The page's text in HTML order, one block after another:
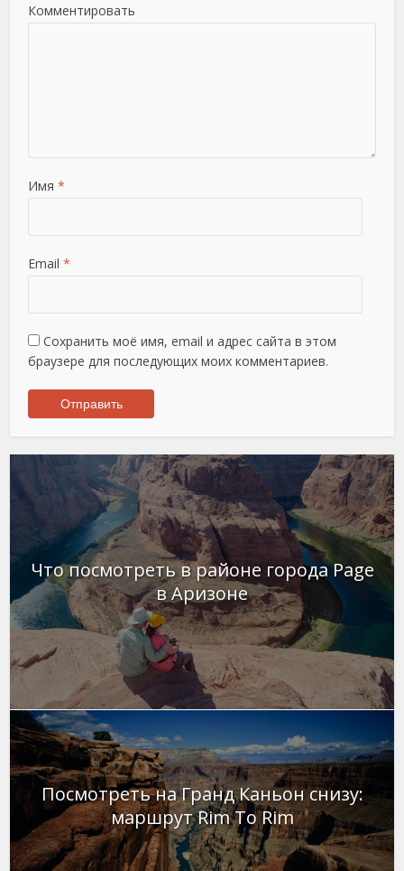
Комментировать
Имя *
Email *
Сохранить моё имя, email и адрес сайта в этом
браузере для последующих моих комментариев.
Что посмотреть в районе города Page
в Аризоне
Посмотреть на Гранд Каньон снизу:
маршрут Rim To Rim